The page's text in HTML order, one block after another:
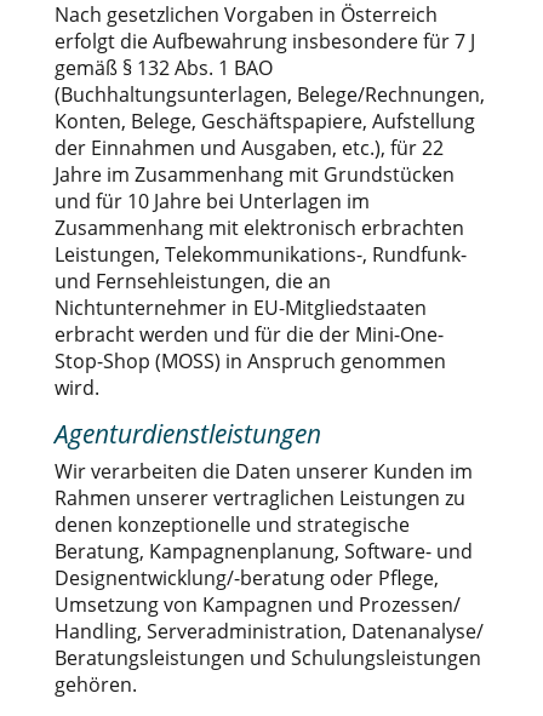
Nach gesetzlichen Vorgaben in Österreich
erfolgt die Aufbewahrung insbesondere für 7 J
gemäß § 132 Abs. 1 BAO
(Buchhaltungsunterlagen, Belege/Rechnungen,
Konten, Belege, Geschäftspapiere, Aufstellung
der Einnahmen und Ausgaben, etc.), für 22
Jahre im Zusammenhang mit Grundstücken
und für 10 Jahre bei Unterlagen im
Zusammenhang mit elektronisch erbrachten
Leistungen, Telekommunikations-, Rundfunk-
und Fernsehleistungen, die an
Nichtunternehmer in EU-Mitgliedstaaten
erbracht werden und für die der Mini-One-
Stop-Shop (MOSS) in Anspruch genommen
wird.
Agenturdienstleistungen
Wir verarbeiten die Daten unserer Kunden im
Rahmen unserer vertraglichen Leistungen zu
denen konzeptionelle und strategische
Beratung, Kampagnenplanung, Software- und
Designentwicklung/-beratung oder Pflege,
Umsetzung von Kampagnen und Prozessen/
Handling, Serveradministration, Datenanalyse/
Beratungsleistungen und Schulungsleistungen
gehören.